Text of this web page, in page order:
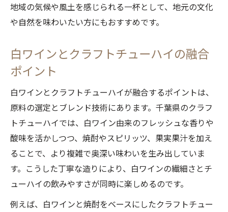
地域の気候や風土を感じられる一杯として、地元の文化
や自然を味わいたい方にもおすすめです。
白ワインとクラフトチューハイの融合
ポイント
白ワインとクラフトチューハイが融合するポイントは、
原料の選定とブレンド技術にあります。千葉県のクラフ
トチューハイでは、白ワイン由来のフレッシュな香りや
酸味を活かしつつ、焼酎やスピリッツ、果実果汁を加え
ることで、より複雑で奥深い味わいを生み出していま
す。こうした丁寧な造りにより、白ワインの繊細さとチ
ューハイの飲みやすさが同時に楽しめるのです。
例えば、白ワインと焼酎をベースにしたクラフトチュー